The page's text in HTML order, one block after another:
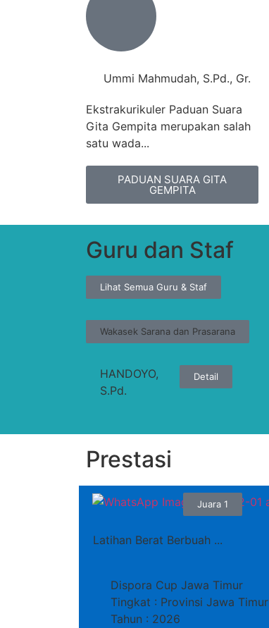
Ummi Mahmudah, S.Pd., Gr.
Ekstrakurikuler Paduan Suara
Gita Gempita merupakan salah
satu wada...
PADUAN SUARA GITA
GEMPITA
Guru dan Staf
Lihat Semua Guru & Staf
HANDOYO,
S.Pd.
Detail
Wakasek Sarana dan Prasarana
Prestasi
Juara 1
Latihan Berat Berbuah ...
Dispora Cup Jawa Timur
Tingkat : Provinsi Jawa Timur
Tahun : 2026